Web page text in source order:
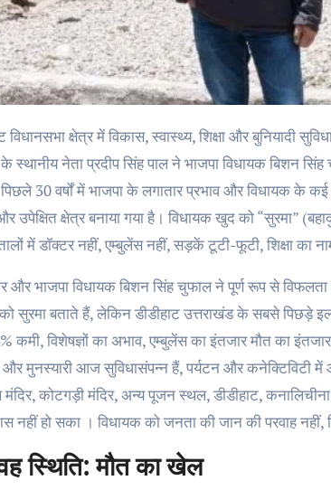
विधानसभा क्षेत्र में विकास, स्वास्थ्य, शिक्षा और बुनियादी
नेता प्रदीप सिंह पाल ने भाजपा विधायक बिशन
30 वर्षों में भाजपा के लगातार प्रभाव और विधायक के
क्षेत्र बनाया गया है। विधायक खुद को “सुरमा”
में डॉक्टर नहीं, एम्बुलेंस नहीं, सड़कें टूटी-फूटी, शिक्षा का
और भाजपा विधायक बिशन सिंह चुफाल ने पूर्ण रूप से
सुरमा बताते हैं, लेकिन डीडीहाट उत्तराखंड के सबसे पिछड़े
कमी, विशेषज्ञों का अभाव, एम्बुलेंस का इंतजार मौत का
मुनस्यारी आज सुविधासंपन्न हैं, पर्यटन और कनेक्टिविटी
कोटगड़ी मंदिर, अन्य पूजन स्थल, डीडीहाट,
हो सका । विधायक को जनता की जान की परवाह नहीं,
स्थिति: मौत का खेल